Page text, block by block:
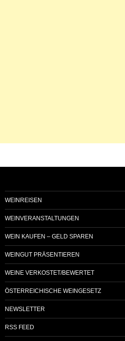
WEINREISEN
WEINVERANSTALTUNGEN
WEIN KAUFEN – GELD SPAREN
WEINGUT PRÄSENTIEREN
WEINE VERKOSTET/BEWERTET
ÖSTERREICHISCHE WEINGESETZ
NEWSLETTER
RSS FEED